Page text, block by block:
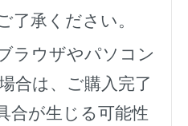
了承ください。
ラウザやパソコン
合は、ご購入完了
合が生じる可能性